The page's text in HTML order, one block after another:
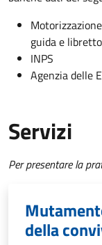
guida e
INPS
Agenzia delle
Servizi
Per presentare la
della